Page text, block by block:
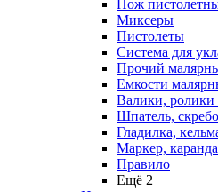
Нож
Миксеры
Пистолеты
Система для
Прочий
Емкости
Валики, ролики
Шпатель,
Гладилка,
Маркер,
Правило
Ещё 2